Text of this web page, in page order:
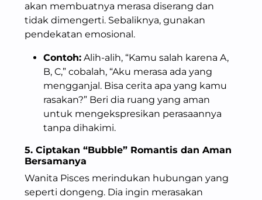
akan membuatnya merasa diserang dan
tidak dimengerti. Sebaliknya, gunakan
pendekatan emosional.
Contoh: Alih-alih, “Kamu salah karena A,
B, C,” cobalah, “Aku merasa ada yang
mengganjal. Bisa cerita apa yang kamu
rasakan?” Beri dia ruang yang aman
untuk mengekspresikan perasaannya
tanpa dihakimi.
5. Ciptakan “Bubble” Romantis dan Aman
Bersamanya
Wanita Pisces merindukan hubungan yang
seperti dongeng. Dia ingin merasakan